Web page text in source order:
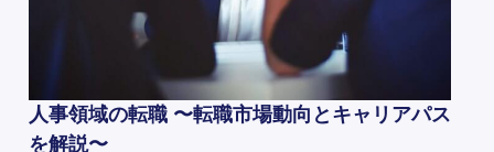
人事領域の転職 〜転職市場動向とキャリアパス
を解説〜